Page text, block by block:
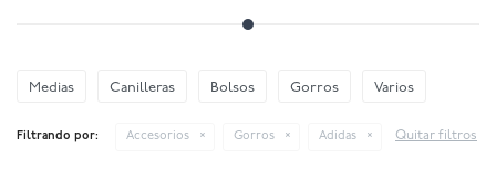
Medias Canilleras Bolsos Gorros Varios
Filtrando por: Accesorios Gorros Adidas Quitar filtros